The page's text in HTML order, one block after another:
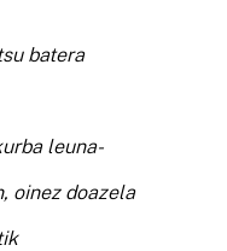
batera
leuna-
oinez doazela